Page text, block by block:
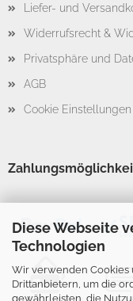
Diese Webseite
Technologien
Wir verwenden Cookies
Drittanbietern, um die
gewährleisten, die
Liefer- und
Widerrufsrecht &
Privatsphäre und
AGB
Cookie Einstellungen